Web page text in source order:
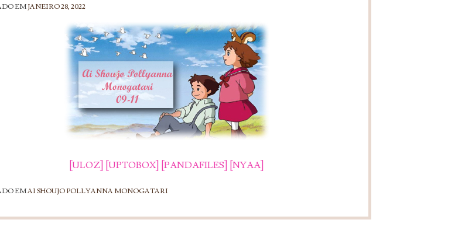
EMJANEIRO 28, 2022
[ULOZ] [UPTOBOX] [PANDAFILES] [NYAA]
EMAI SHOUJO POLLYANNA MONOGATARI